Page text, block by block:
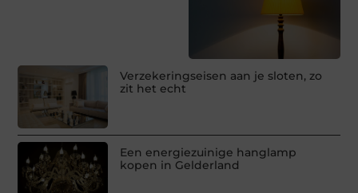
Verzekeringseisen aan je sloten, zo
zit het echt
Een energiezuinige hanglamp
kopen in Gelderland